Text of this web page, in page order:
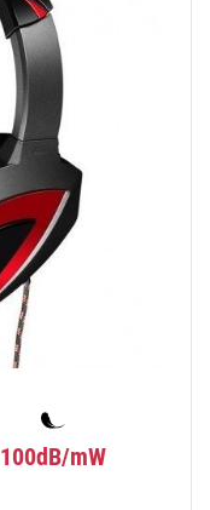
100dB/mW